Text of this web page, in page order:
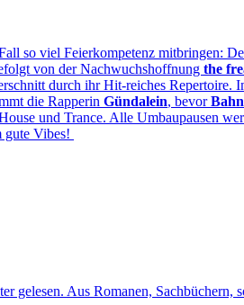
so viel Feierkompetenz mitbringen:
von der Nachwuchshoffnung the
durch ihr Hit-reiches Repertoire.
die Rapperin Gündalein, bevor
und Trance. Alle Umbaupausen
gute Vibes!
gelesen. Aus Romanen, Sachbüchern,